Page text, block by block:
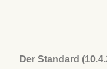
Der Standard